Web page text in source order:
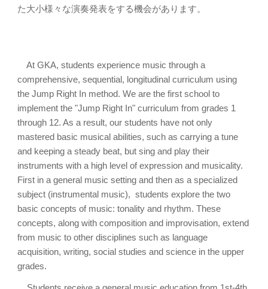
た大小様々な演奏発表をする機会があります。
At GKA, students experience music through a
comprehensive, sequential, longitudinal curriculum using
the Jump Right In method. We are the first school to
implement the "Jump Right In" curriculum from grades 1
through 12. As a result, our students have not only
mastered basic musical abilities, such as carrying a tune
and keeping a steady beat, but sing and play their
instruments with a high level of expression and musicality.
First in a general music setting and then as a specialized
subject (instrumental music), students explore the two
basic concepts of music: tonality and rhythm. These
concepts, along with composition and improvisation, extend
from music to other disciplines such as language
acquisition, writing, social studies and science in the upper
grades.